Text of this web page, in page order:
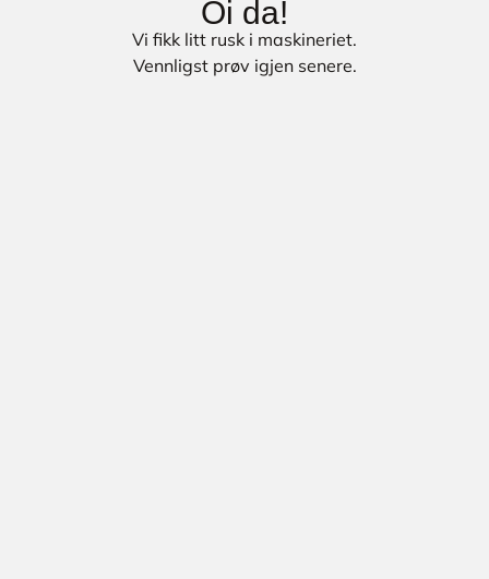
Oi da!
Vi fikk litt rusk i maskineriet.
Vennligst prøv igjen senere.